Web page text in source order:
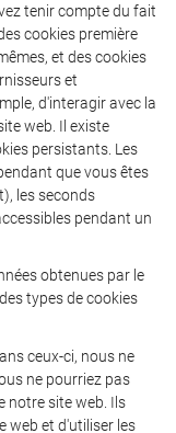
tenir compte du fait
cookies première
et des cookies
et
d'interagir avec la
web. Il existe
persistants. Les
que vous êtes
les seconds
pendant un
obtenues par le
types de cookies
ceux-ci, nous ne
ne pourriez pas
notre site web. Ils
web et d'utiliser les